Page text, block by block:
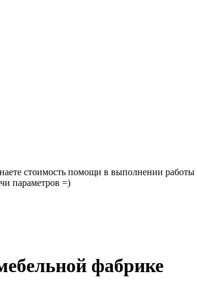
стоимость помощи в выполнении работы
параметров =)
фабрике